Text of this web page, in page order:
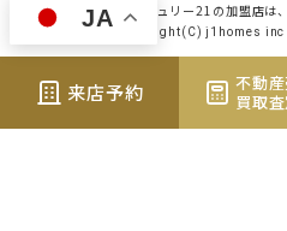
センチュリー21の加盟店は
Copyright(C) j1homes
来店予約
不動産
買取
JA